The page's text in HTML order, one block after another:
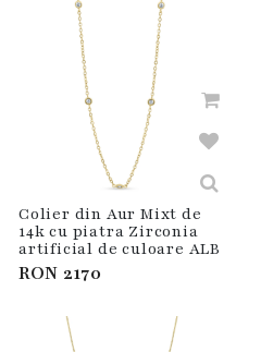
Colier din Aur Mixt de
14k cu piatra Zirconia
artificial de culoare ALB
RON 2170